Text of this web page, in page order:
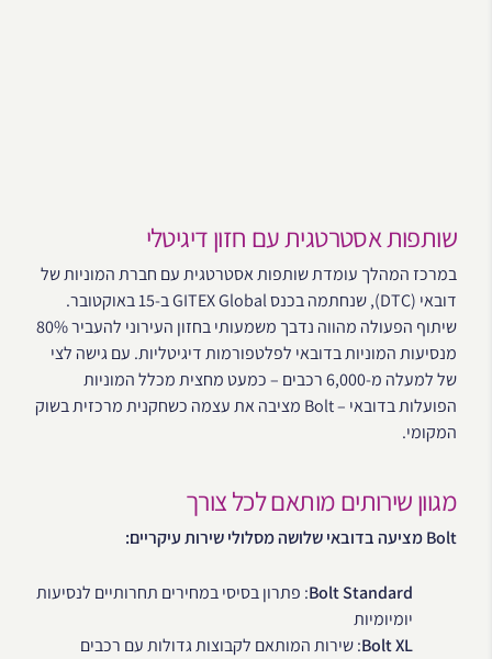
שותפות אסטרטגית עם חזון דיגיטלי
במרכז המהלך עומדת שותפות אסטרטגית עם חברת המוניות של
דובאי (DTC), שנחתמה בכנס GITEX Global ב-15 באוקטובר.
שיתוף הפעולה מהווה נדבך משמעותי בחזון העירוני להעביר 80%
מנסיעות המוניות בדובאי לפלטפורמות דיגיטליות. עם גישה לצי
של למעלה מ-6,000 רכבים – כמעט מחצית מכלל המוניות
הפועלות בדובאי – Bolt מציבה את עצמה כשחקנית מרכזית בשוק
המקומי.
מגוון שירותים מותאם לכל צורך
Bolt מציעה בדובאי שלושה מסלולי שירות עיקריים:
Bolt Standard: פתרון בסיסי במחירים תחרותיים לנסיעות
יומיומיות
Bolt XL: שירות המותאם לקבוצות גדולות עם רכבים